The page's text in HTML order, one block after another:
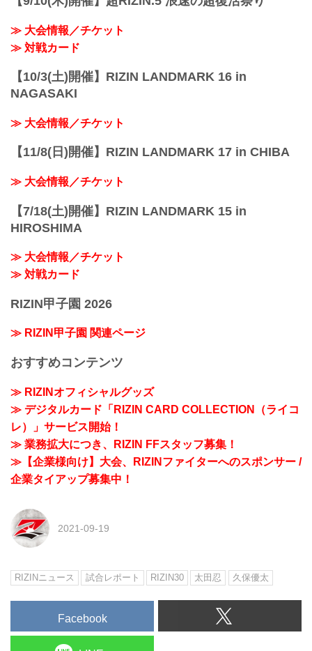
2021年9月19日（日）12:30開場 / 14:00開
≫ 大会情報／チケット
≫ 対戦カード
【10/3(土)開催】RIZIN LANDMARK 16 in
NAGASAKI
≫ 大会情報／チケット
【11/8(日)開催】RIZIN LANDMARK 17 in CHIBA
≫ 大会情報／チケット
【7/18(土)開催】RIZIN LANDMARK 15 in
HIROSHIMA
≫ 大会情報／チケット
≫ 対戦カード
RIZIN甲子園 2026
≫ RIZIN甲子園 関連ページ
おすすめコンテンツ
≫ RIZINオフィシャルグッズ
≫ デジタルカード「RIZIN CARD COLLECTION（ライコ
レ）」サービス開始！
≫ 業務拡大につき、RIZIN FFスタッフ募集！
≫【企業様向け】大会、RIZINファイターへのスポンサー /
企業タイアップ募集中！
2021-09-19
RIZINニュース 試合レポート RIZIN30 太田忍 久保優太
Facebook